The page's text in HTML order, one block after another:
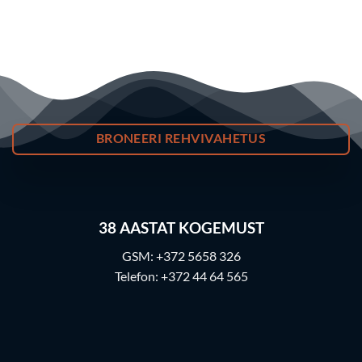
BRONEERI REHVIVAHETUS
38AASTAT KOGEMUST
GSM: +372 5658 326
Telefon: +372 44 64 565